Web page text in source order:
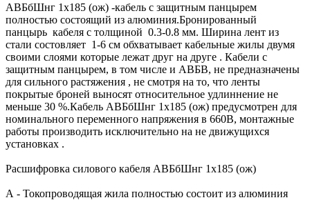
АВБбШнг 1х185 (ож) -кабель с защитным панцырем
полностью состоящий из алюминия.Бронированный
панцырь кабеля с толщиной 0.3-0.8 мм. Ширина лент из
стали состовляет 1-6 см обхватывает кабельные жилы двумя
своими слоями которые лежат друг на друге . Кабели с
защитным панцырем, в том числе и АВБВ, не предназначены
для сильного растяжения , не смотря на то, что ленты
покрытые броней выносят относительное удлиннение не
меньше 30 %.Кабель АВБбШнг 1х185 (ож) предусмотрен для
номинального переменного напряжения в 660В, монтажные
работы производить исключительно на не движущихся
установках .
Расшифровка силового кабеля АВБбШнг 1х185 (ож)
А - Токопроводящая жила полностью состоит из алюминия